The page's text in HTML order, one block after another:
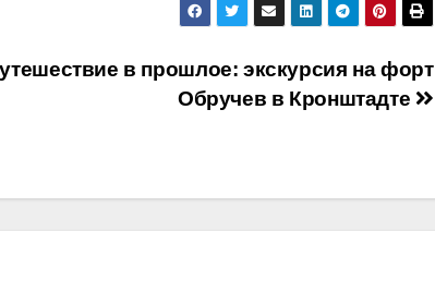
в прошлое: экскурсия на форт
Обручев в Кронштадте